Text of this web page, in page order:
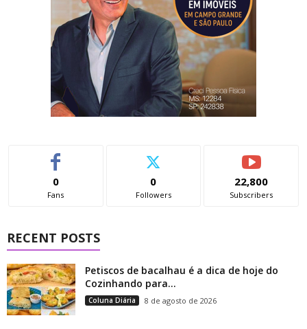
0
Fans
0
Followers
22,800
Subscribers
RECENT POSTS
Petiscos de bacalhau é a dica de hoje do
Cozinhando para...
Coluna Diária 8 de agosto de 2026